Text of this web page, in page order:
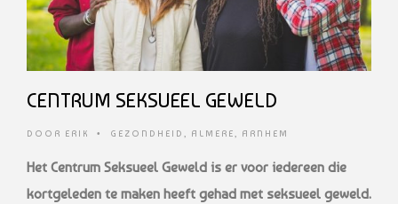
CENTRUM SEKSUEEL GEWELD
DOOR ERIK • GEZONDHEID , ALMERE, ARNHEM
Het Centrum Seksueel Geweld is er voor iedereen die
kortgeleden te maken heeft gehad met seksueel geweld.